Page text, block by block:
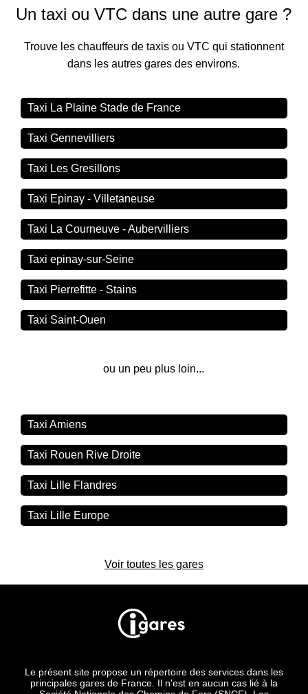
Un taxi ou VTC dans une autre gare ?
Trouve les chauffeurs de taxis ou VTC qui stationnent
dans les autres gares des environs.
Taxi La Plaine Stade de France
Taxi Gennevilliers
Taxi Les Gresillons
Taxi Epinay - Villetaneuse
Taxi La Courneuve - Aubervilliers
Taxi epinay-sur-Seine
Taxi Pierrefitte - Stains
Taxi Saint-Ouen
ou un peu plus loin...
Taxi Amiens
Taxi Rouen Rive Droite
Taxi Lille Flandres
Taxi Lille Europe
Voir toutes les gares
Le présent site propose un répertoire des services dans les
principales gares de France. Il n'est en aucun cas lié à la